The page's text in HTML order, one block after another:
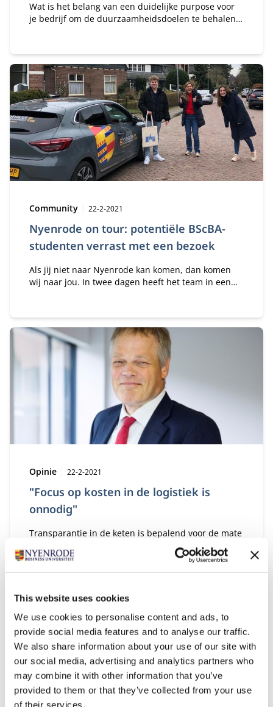
This website uses cookies
We use cookies to personalise content and ads, to
provide social media features and to analyse our traffic.
We also share information about your use of our site with
our social media, advertising and analytics partners who
may combine it with other information that you’ve
provided to them or that they’ve collected from your use
of their services.
Wat is het belang van een duidelijke purpose voor
je bedrijf om de duurzaamheidsdoelen te behalen
Nyenrode on tour: potentiële BScBA-
studenten verrast met een bezoek
Type:
Community Publicatiedatum:
22-2-2021
Als jij niet naar Nyenrode kan komen, dan komen
wij naar jou. In twee dagen heeft het team in een
goedgevulde tas.
"Focus op kosten in de logistiek is
onnodig"
Type:
Opinie Publicatiedatum:
22-2-2021
Transparantie in de keten is bepalend voor de mate
waarin supply chains bestand zijn tegen een crisis
als de coronapandemie.